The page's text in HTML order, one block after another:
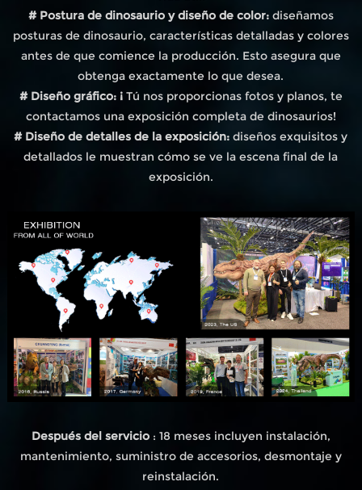
# Postura de dinosaurio y diseño de color:diseñamos
posturas de dinosaurio, características detalladas y colores
antes de que comience la producción. Esto asegura que
obtenga exactamente lo que desea.
# Diseño gráfico: ¡Tú nos proporcionas fotos y planos, te
contactamos una exposición completa de dinosaurios!
# Diseño de detalles de la exposición: diseños exquisitos y
detallados le muestran cómo se ve la escena final de la
exposición.
Después del servicio: 18 meses incluyen instalación,
mantenimiento, suministro de accesorios, desmontaje y
reinstalación.